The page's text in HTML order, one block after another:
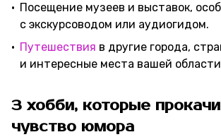
Посещение музеев и выставок,
с экскурсоводом или аудиогидом.
Путешествия в другие города,
и интересные места вашей
3 хобби, которые
чувство юмора